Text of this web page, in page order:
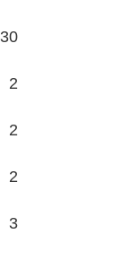
30
2
2
2
3